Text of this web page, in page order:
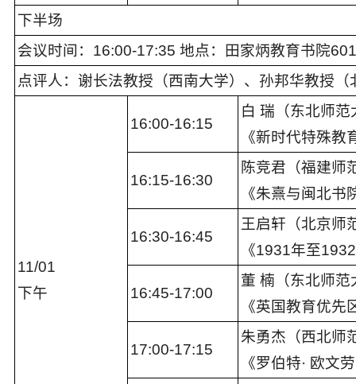
下半场
会议时间：16:00-17:35 地点：
田家炳教育书院601
点评人： 谢长法教授 （西南大学） 、 孙邦华教授（
11/01
下午
16:00-16:15
白 瑞（东北师范
《新时代特殊
16:15-16:30
陈竞君（福建师
《朱熹与闽北
16:30-16:45
王启轩（北京师
《1931年至
16:45-17:00
董 楠（东北师范
《英国教育优
17:00-17:15
朱勇杰（西北师
《罗伯特· 欧文